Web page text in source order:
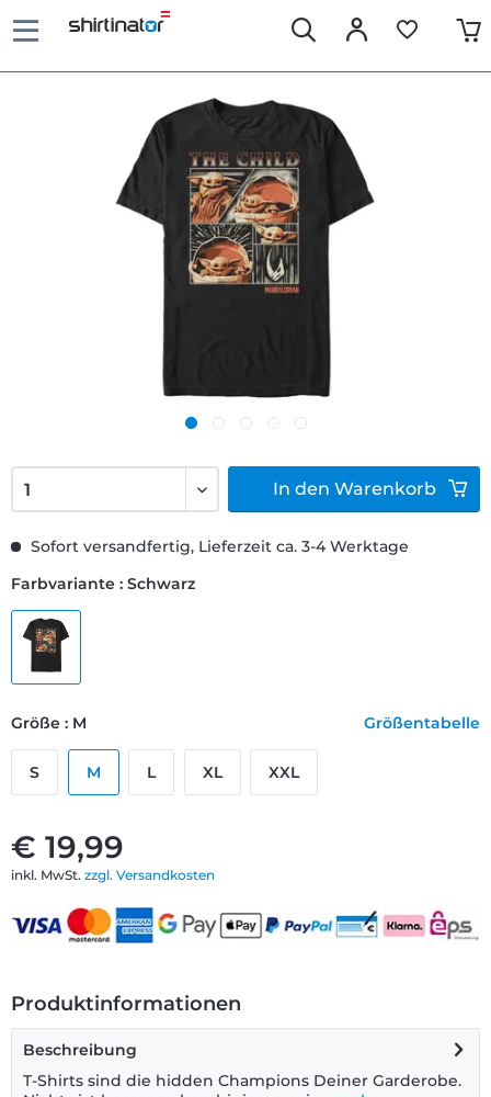
€ 19,99
inkl. MwSt. zzgl. Versandkosten
Sofort versandfertig, Lieferzeit ca. 3-4 Werktage
Farbvariante : Schwarz
Größe : M Größentabelle
S M L XL XXL
In den Warenkorb
Produktinformationen
Beschreibung
T-Shirts sind die hidden Champions Deiner Garderobe.